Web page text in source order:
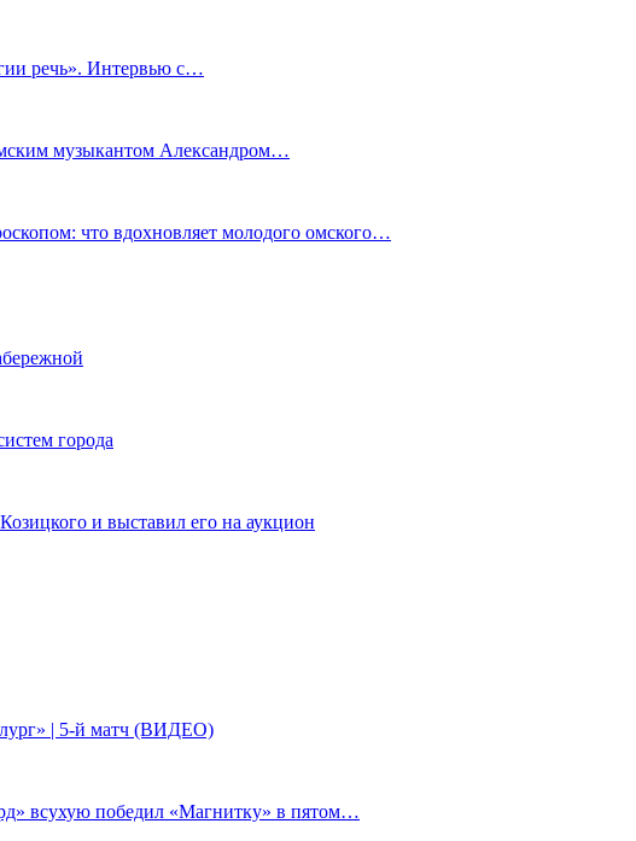
речь». Интервью с…
музыкантом Александром…
что вдохновляет молодого омского…
города
и выставил его на аукцион
| 5-й матч (ВИДЕО)
всухую победил «Магнитку» в пятом…